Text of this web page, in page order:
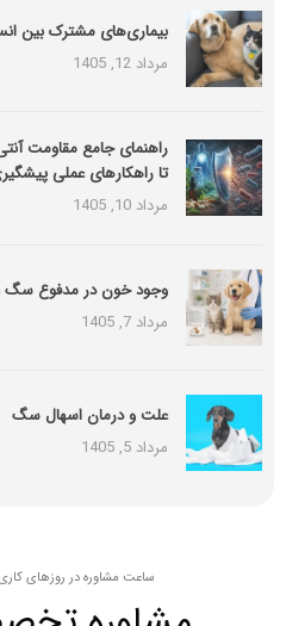
بیماری‌های مشترک بین
مرداد 12, 1405
تا راهکارهای عملی
مرداد 10, 1405
وجود خون در مدفوع سگ و
مرداد 7, 1405
علت و درمان اسهال سگ
مرداد 5, 1405
ساعت مشاوره در روزهای کاری 8:30 تا 10 | 12 تا